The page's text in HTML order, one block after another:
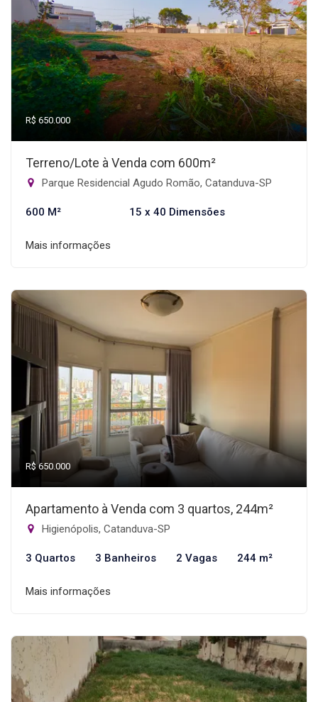
R$ 650.000
Terreno/Lote à Venda com 600m²
Parque Residencial Agudo Romão, Catanduva-SP
600 M² 15 x 40 Dimensões
Mais informações
R$ 650.000
Apartamento à Venda com 3 quartos, 244m²
Higienópolis, Catanduva-SP
3 Quartos 3 Banheiros 2 Vagas 244 m²
Mais informações